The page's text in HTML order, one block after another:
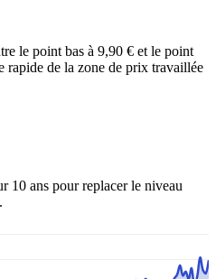
le point bas à 9,90 € et le point
rapide de la zone de prix travaillée
10 ans pour replacer le niveau